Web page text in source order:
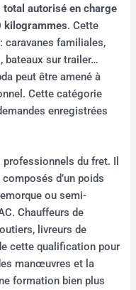
total autorisé en charge
kilogrammes. Cette
caravanes familiales,
bateaux sur trailer…
peut être amené à
Cette catégorie
enregistrées
du fret. Il
d’un poids
ou semi-
Chauffeurs de
livreurs de
cette qualification pour
manœuvres et la
formation bien plus